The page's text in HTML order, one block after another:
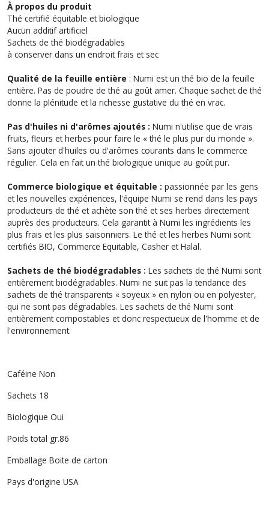
À propos du produit
Thé certifié équitable et biologique
Aucun additif artificiel
Sachets de thé biodégradables
à conserver dans un endroit frais et sec
Qualité de la feuille entière : Numi est un thé bio de la feuille
entière. Pas de poudre de thé au goût amer. Chaque sachet de thé
donne la plénitude et la richesse gustative du thé en vrac.
Pas d'huiles ni d'arômes ajoutés : Numi n'utilise que de vrais
fruits, fleurs et herbes pour faire le « thé le plus pur du monde ».
Sans ajouter d'huiles ou d'arômes courants dans le commerce
régulier. Cela en fait un thé biologique unique au goût pur.
Commerce biologique et équitable : passionnée par les gens
et les nouvelles expériences, l'équipe Numi se rend dans les pays
producteurs de thé et achète son thé et ses herbes directement
auprès des producteurs. Cela garantit à Numi les ingrédients les
plus frais et les plus saisonniers. Le thé et les herbes Numi sont
certifiés BIO, Commerce Equitable, Casher et Halal.
Sachets de thé biodégradables : Les sachets de thé Numi sont
entièrement biodégradables. Numi ne suit pas la tendance des
sachets de thé transparents « soyeux » en nylon ou en polyester,
qui ne sont pas dégradables. Les sachets de thé Numi sont
entièrement compostables et donc respectueux de l'homme et de
l'environnement.
Caféine Non
Sachets 18
Biologique Oui
Poids total gr.86
Emballage Boite de carton
Pays d'origine USA